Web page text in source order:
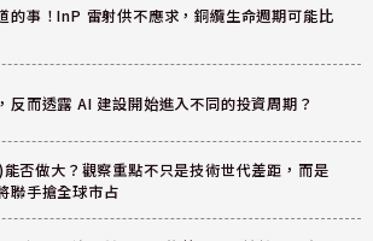
的事！InP 雷射供不應求，銅纜生命週期可能比
反而透露 AI 建設開始進入不同的投資周期？
否做大？觀察重點不只是技術世代差距，而是
聯手搶全球市占